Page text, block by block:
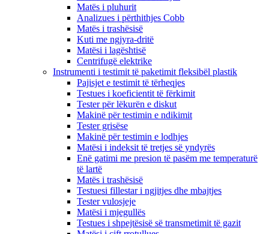
Matës i pluhurit
Analizues i përthithjes Cobb
Matës i trashësisë
Kuti me ngjyra-dritë
Matësi i lagështisë
Centrifugë elektrike
Instrumenti i testimit të paketimit fleksibël plastik
Pajisjet e testimit të tërheqjes
Testues i koeficientit të fërkimit
Tester për lëkurën e diskut
Makinë për testimin e ndikimit
Tester grisëse
Makinë për testimin e lodhjes
Matësi i indeksit të tretjes së yndyrës
Enë gatimi me presion të pasëm me temperaturë
të lartë
Matës i trashësisë
Testuesi fillestar i ngjitjes dhe mbajtjes
Tester vulosjeje
Matësi i mjegullës
Testues i shpejtësisë së transmetimit të gazit